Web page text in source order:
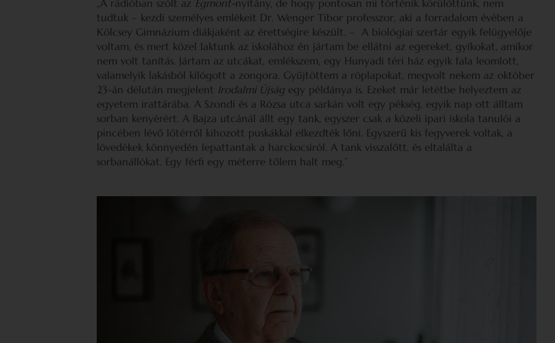
„A rádióban szólt az Egmont-nyitány, de hogy pontosan mi történik körülöttünk, nem
tudtuk – kezdi személyes emlékeit Dr. Wenger Tibor professzor, aki a forradalom évében a
Kölcsey Gimnázium diákjaként az érettségire készült. – A biológiai szertár egyik felügyelője
voltam, és mert közel laktunk az iskolához én jártam be ellátni az egereket, gyíkokat, amikor
nem volt tanítás. Jártam az utcákat, emlékszem, egy Hunyadi téri ház egyik fala leomlott,
valamelyik lakásból kilógott a zongora. Gyűjtöttem a röplapokat, megvolt nekem az október
23-án délután megjelent Irodalmi Újság egy példánya is. Ezeket már letétbe helyeztem az
egyetem irattárába. A Szondi és a Rózsa utca sarkán volt egy pékség, egyik nap ott álltam
sorban kenyérért. A Bajza utcánál állt egy tank, egyszer csak a közeli ipari iskola tanulói a
pincében lévő lőtérről kihozott puskákkal elkezdték lőni. Egyszerű kis fegyverek voltak, a
lövedékek könnyedén lepattantak a harckocsiról. A tank visszalőtt, és eltalálta a
sorbanállókat. Egy férfi egy méterre tőlem halt meg.”